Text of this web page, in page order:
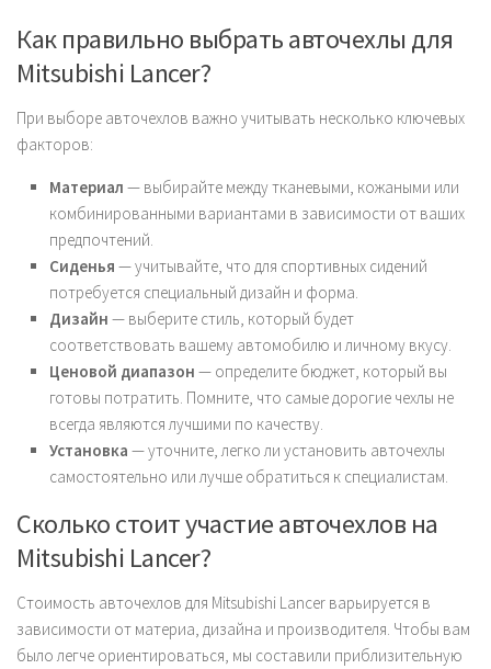
Как правильно выбрать авточехлы для
Mitsubishi Lancer?
При выборе авточехлов важно учитывать несколько ключевых
факторов:
Материал — выбирайте между тканевыми, кожаными или
комбинированными вариантами в зависимости от ваших
предпочтений.
Сиденья — учитывайте, что для спортивных сидений
потребуется специальный дизайн и форма.
Дизайн — выберите стиль, который будет
соответствовать вашему автомобилю и личному вкусу.
Ценовой диапазон — определите бюджет, который вы
готовы потратить. Помните, что самые дорогие чехлы не
всегда являются лучшими по качеству.
Установка — уточните, легко ли установить авточехлы
самостоятельно или лучше обратиться к специалистам.
Сколько стоит участие авточехлов на
Mitsubishi Lancer?
Стоимость авточехлов для Mitsubishi Lancer варьируется в
зависимости от материа, дизайна и производителя. Чтобы вам
было легче ориентироваться, мы составили приблизительную